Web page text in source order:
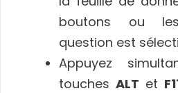
boutons ou
question est
Appuyez
touches ALT et